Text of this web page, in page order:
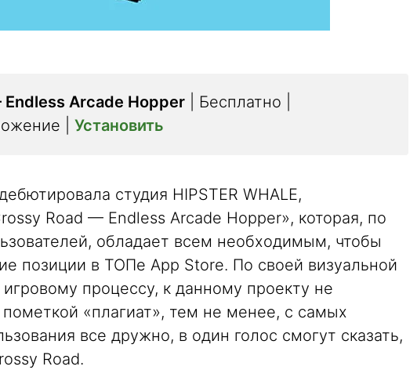
Arcade Hopper | Бесплатно |
| Установить
студия HIPSTER WHALE,
Road — Endless Arcade Hopper», которая, по
обладает всем необходимым, чтобы
позиции в ТОПе App Store. По своей визуальной
процессу, к данному проекту не
«плагиат», тем не менее, с самых
все дружно, в один голос смогут сказать,
Road.